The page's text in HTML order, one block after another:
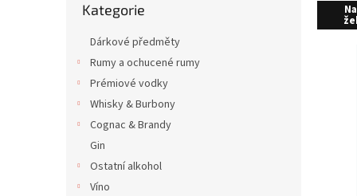
kategorie
Kategorie
Dárkové předměty
Rumy a ochucené rumy
Prémiové vodky
Whisky & Burbony
Cognac & Brandy
Gin
Ostatní alkohol
Víno